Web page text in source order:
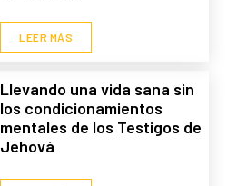
LEER MÁS
Llevando una vida sana sin
los condicionamientos
mentales de los Testigos de
Jehová